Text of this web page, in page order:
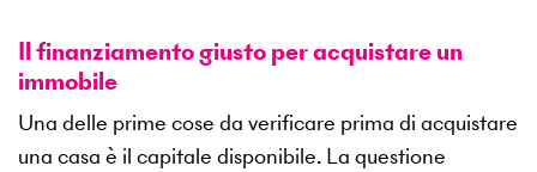
Il finanziamento giusto per acquistare un
immobile
Una delle prime cose da verificare prima di acquistare
una casa è il capitale disponibile. La questione